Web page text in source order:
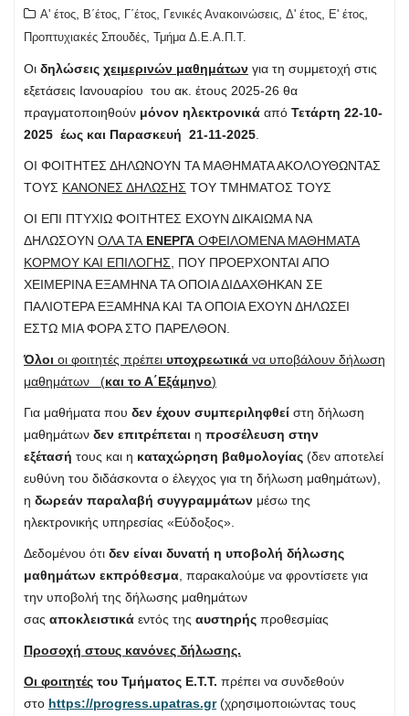
Α' έτος
Β΄έτος Γ΄έτος Γενικές Ανακοινώσεις Δ' έτος Ε' έτος
Προπτυχιακές Σπουδές Τμήμα Δ.Ε.Α.Π.Τ.
Οι δηλώσεις χειμερινών μαθημάτων για τη συμμετοχή στις
εξετάσεις Ιανουαρίου του ακ. έτους 2025-26 θα
πραγματοποιηθούν μόνον ηλεκτρονικά από Τετάρτη 22-10-
2025 έως και Παρασκευή 21-11-2025
ΟΙ ΦΟΙΤΗΤΕΣ ΔΗΛΩΝΟΥΝ ΤΑ ΜΑΘΗΜΑΤΑ ΑΚΟΛΟΥΘΩΝΤΑΣ
ΤΟΥΣ ΚΑΝΟΝΕΣ ΔΗΛΩΣΗΣ ΤΟΥ ΤΜΗΜΑΤΟΣ ΤΟΥΣ
ΟΙ ΕΠΙ ΠΤΥΧΙΩ ΦΟΙΤΗΤΕΣ ΕΧΟΥΝ ΔΙΚΑΙΩΜΑ ΝΑ
ΔΗΛΩΣΟΥΝ ΟΛΑ ΤΑ ΕΝΕΡΓΑ ΟΦΕΙΛΟΜΕΝΑ ΜΑΘΗΜΑΤΑ
ΚΟΡΜΟΥ ΚΑΙ ΕΠΙΛΟΓΗΣ , ΠΟΥ ΠΡΟΕΡΧΟΝΤΑΙ ΑΠΟ
ΧΕΙΜΕΡΙΝΑ ΕΞΑΜΗΝΑ TA OΠΟΙΑ ΔΙΔΑΧΘΗΚΑΝ ΣΕ
ΠΑΛΙΟΤΕΡΑ ΕΞΑΜΗΝΑ ΚΑΙ ΤΑ ΟΠΟΙΑ ΕΧΟΥΝ ΔΗΛΩΣΕΙ
ΕΣΤΩ ΜΙΑ ΦΟΡΑ ΣΤΟ ΠΑΡΕΛΘΟΝ.
Όλοι οι φοιτητές πρέπει υποχρεωτικά να υποβάλουν δήλωση
μαθημάτων (και το Α΄Εξάμηνο)
Για μαθήματα που δεν έχουν συμπεριληφθεί στη δήλωση
μαθημάτων δεν επιτρέπεται η προσέλευση στην
εξέτασή τους και η καταχώρηση βαθμολογίας (δεν αποτελεί
ευθύνη του διδάσκοντα ο έλεγχος για τη δήλωση μαθημάτων),
η δωρεάν παραλαβή συγγραμμάτων μέσω της
ηλεκτρονικής υπηρεσίας «Εύδοξος».
Δεδομένου ότι δεν είναι δυνατή η υποβολή δήλωσης
μαθημάτων εκπρόθεσμα , παρακαλούμε να φροντίσετε για
την υποβολή της δήλωσης μαθημάτων
σας αποκλειστικά εντός της αυστηρής προθεσμίας
Προσοχή στους κανόνες δήλωσης.
Οι φοιτητές του Τμήματος Ε.Τ.Τ. πρέπει να συνδεθούν
στο https://progress.upatras.gr(χρησιμοποιώντας τους